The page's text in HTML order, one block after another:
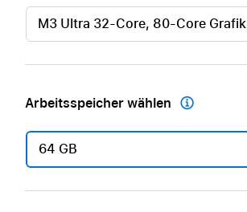
M3 Ultra 32-Core, 80-Core Grafik
Arbeitsspeicher wählen 
64 GB